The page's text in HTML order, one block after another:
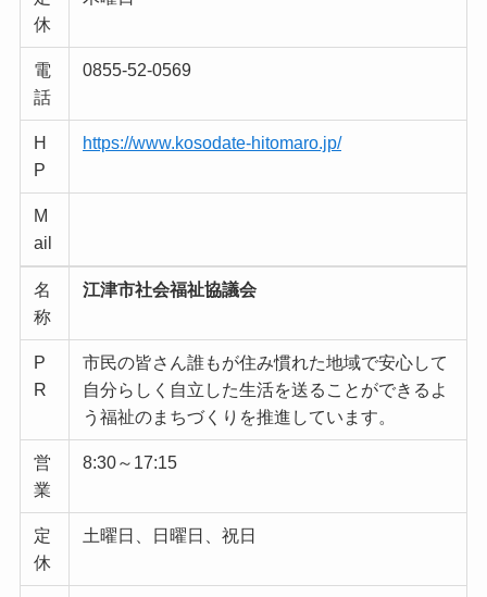
休
電
話
0855-52-0569
H
P
https://www.kosodate-hitomaro.jp/
M
ail
名
称
江津市社会福祉協議会
P
R
市民の皆さん誰もが住み慣れた地域で安心して
自分らしく自立した生活を送ることができるよ
う福祉のまちづくりを推進しています。
営
業
8:30～17:15
定
休
土曜日、日曜日、祝日